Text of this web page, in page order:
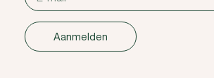
Aanmelden